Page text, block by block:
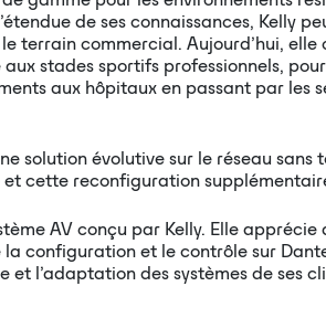
de ses connaissances, Kelly
terrain commercial. Aujourd’hui, elle
aux stades sportifs professionnels,
aux hôpitaux en passant par les
solution évolutive sur le réseau sans
cette reconfiguration
AV conçu par Kelly. Elle apprécie
configuration et le contrôle sur
l’adaptation des systèmes de ses